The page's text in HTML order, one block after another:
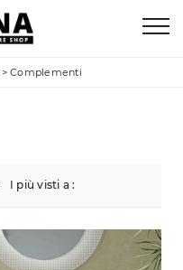
>Complementi
I più visti a :